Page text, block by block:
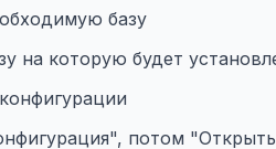
базу
на которую будет
потом